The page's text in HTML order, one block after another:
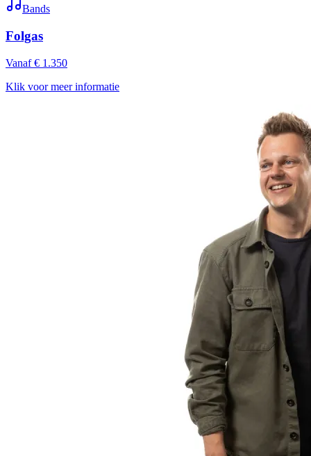
Bands
Folgas
Vanaf € 1.350
Klik voor meer informatie